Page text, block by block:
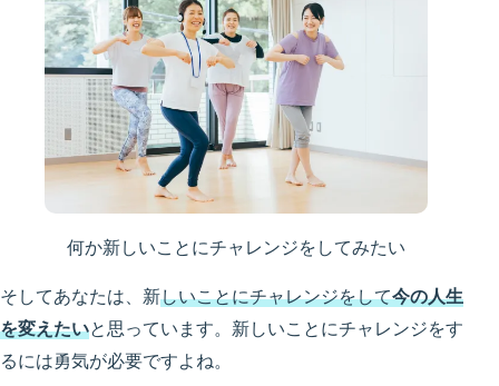
何か新しいことにチャレンジをしてみたい
そしてあなたは、新しいことにチャレンジをして今の人生
を変えたいと思っています。新しいことにチャレンジをす
るには勇気が必要ですよね。